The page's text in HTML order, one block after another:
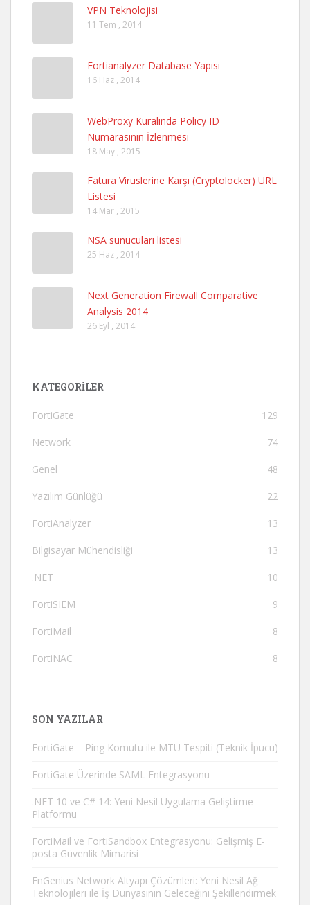
VPN Teknolojisi
11 Tem , 2014
Fortianalyzer Database Yapısı
16 Haz , 2014
WebProxy Kuralında Policy ID
Numarasının İzlenmesi
18 May , 2015
Fatura Viruslerine Karşı (Cryptolocker) URL
Listesi
14 Mar , 2015
NSA sunucuları listesi
25 Haz , 2014
Next Generation Firewall Comparative
Analysis 2014
26 Eyl , 2014
KATEGORILER
FortiGate 129
Network 74
Genel 48
Yazılım Günlüğü 22
FortiAnalyzer 13
Bilgisayar Mühendisliği 13
.NET 10
FortiSIEM 9
FortiMail 8
FortiNAC 8
SON YAZILAR
FortiGate – Ping Komutu ile MTU Tespiti (Teknik İpucu)
FortiGate Üzerinde SAML Entegrasyonu
.NET 10 ve C# 14: Yeni Nesil Uygulama Geliştirme
Platformu
FortiMail ve FortiSandbox Entegrasyonu: Gelişmiş E-
posta Güvenlik Mimarisi
EnGenius Network Altyapı Çözümleri: Yeni Nesil Ağ
Teknolojileri ile İş Dünyasının Geleceğini Şekillendirmek